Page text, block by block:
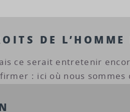
DE
ce serait entretenir
: ici où nous